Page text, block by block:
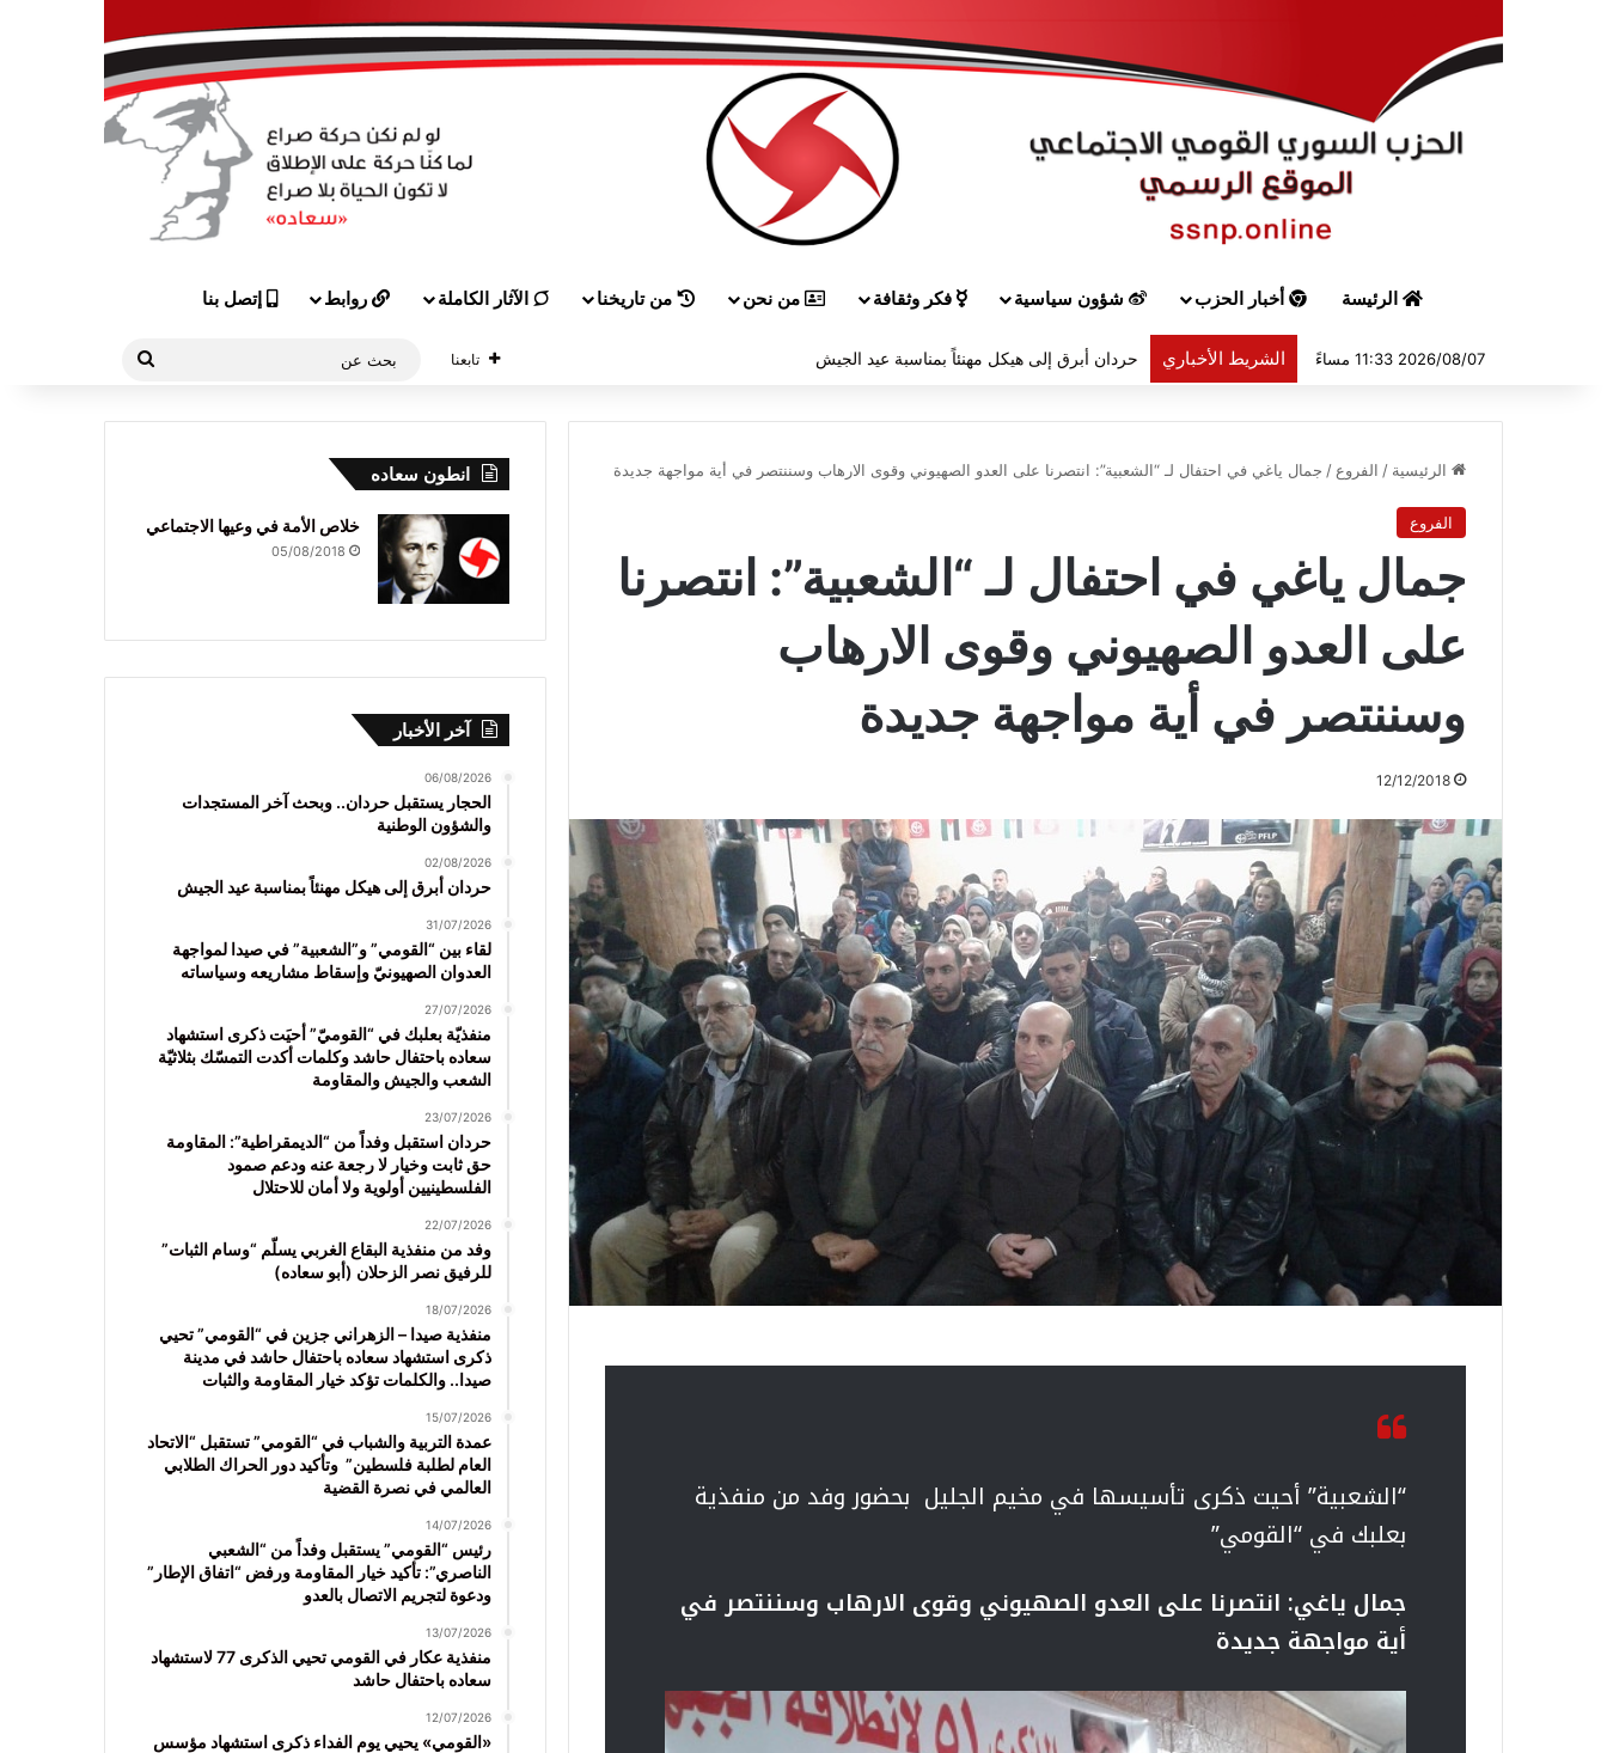
الرئيسة أخبار الحزب شؤون سياسية فكر وثقافة من نحن من تاريخنا الآثار الكاملة روابط إتصل بنا
2026/08/07 11:33 مساءً الشريط الأخباري حردان أبرق إلى هيكل مهنئاً بمناسبة عيد الجيش تابعنا
الرئيسية / الفروع / جمال ياغي في احتفال لـ “الشعبية”: انتصرنا على العدو الصهيوني وقوى الارهاب وسننتصر في أية مواجهة جديدة
الفروع
جمال ياغي في احتفال لـ “الشعبية”: انتصرنا
على العدو الصهيوني وقوى الارهاب
وسننتصر في أية مواجهة جديدة
12/12/2018
“الشعبية” أحيت ذكرى تأسيسها في مخيم الجليل بحضور وفد من منفذية
بعلبك في “القومي”
جمال ياغي: انتصرنا على العدو الصهيوني وقوى الارهاب وسننتصر في
أية مواجهة جديدة
انطون سعاده
خلاص الأمة في وعيها الاجتماعي
05/08/2018
آخر الأخبار
06/08/2026
الحجار يستقبل حردان.. وبحث آخر المستجدات
والشؤون الوطنية
02/08/2026
حردان أبرق إلى هيكل مهنئاً بمناسبة عيد الجيش
31/07/2026
لقاء بين “القومي” و”الشعبية” في صيدا لمواجهة
العدوان الصهيونيّ وإسقاط مشاريعه وسياساته
27/07/2026
منفذيّة بعلبك في “القوميّ” أحيَت ذكرى استشهاد
سعاده باحتفال حاشد وكلمات أكدت التمسّك بثلاثيّة
الشعب والجيش والمقاومة
23/07/2026
حردان استقبل وفداً من “الديمقراطية”: المقاومة
حق ثابت وخيار لا رجعة عنه ودعم صمود
الفلسطينيين أولوية ولا أمان للاحتلال
22/07/2026
وفد من منفذية البقاع الغربي يسلّم “وسام الثبات”
للرفيق نصر الزحلان (أبو سعاده)
18/07/2026
منفذية صيدا – الزهراني جزين في “القومي” تحيي
ذكرى استشهاد سعاده باحتفال حاشد في مدينة
صيدا.. والكلمات تؤكد خيار المقاومة والثبات
15/07/2026
عمدة التربية والشباب في “القومي” تستقبل “الاتحاد
العام لطلبة فلسطين” وتأكيد دور الحراك الطلابي
العالمي في نصرة القضية
14/07/2026
رئيس “القومي” يستقبل وفداً من “الشعبي
الناصري”: تأكيد خيار المقاومة ورفض “اتفاق الإطار”
ودعوة لتجريم الاتصال بالعدو
13/07/2026
منفذية عكار في القومي تحيي الذكرى 77 لاستشهاد
سعاده باحتفال حاشد
12/07/2026
«القومي» يحيي يوم الفداء ذكرى استشهاد مؤسس